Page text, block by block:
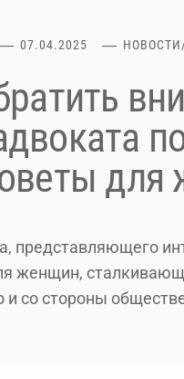
07.04.2025 НОВОСТИ
для
представляющего
женщин,
и со стороны